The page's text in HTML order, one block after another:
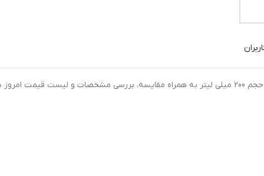
خرید اینترنتی اسپری دو فاز مو آدرا مدل کلاژن و رتینول حجم 200 میلی لیتر به همراه مقایسه، بررسی مشخصات و لیست قیمت